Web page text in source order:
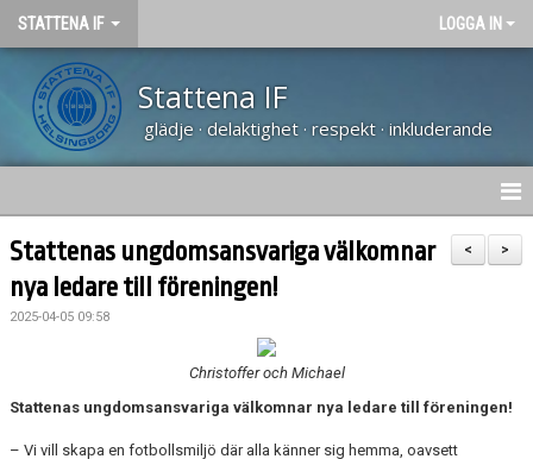
STATTENA IF LOGGA IN
Stattena IF
glädje · delaktighet · respekt · inkluderande
HEM
NYHETER
KALENDER
>
<
Stattenas ungdomsansvariga välkomnar
nya ledare till föreningen!
2025-04-05 09:58
Christoffer och Michael
Stattenas ungdomsansvariga välkomnar nya ledare till föreningen!
– Vi vill skapa en fotbollsmiljö där alla känner sig hemma, oavsett